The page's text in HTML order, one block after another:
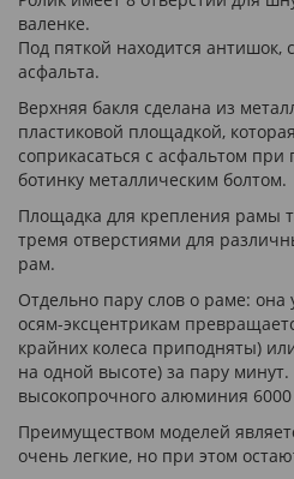
валенке.
Под пяткой находится
асфальта.
Верхняя бакля сделана из
пластиковой площадкой,
соприкасаться с асфальтом
ботинку металлическим болтом.
Площадка для крепления рамы
тремя отверстиями для
рам.
Отдельно пару слов о раме: она
осям-эксцентрикам
крайних колеса приподняты)
на одной высоте) за пару
высокопрочного алюминия
Преимуществом моделей
очень легкие, но при этом